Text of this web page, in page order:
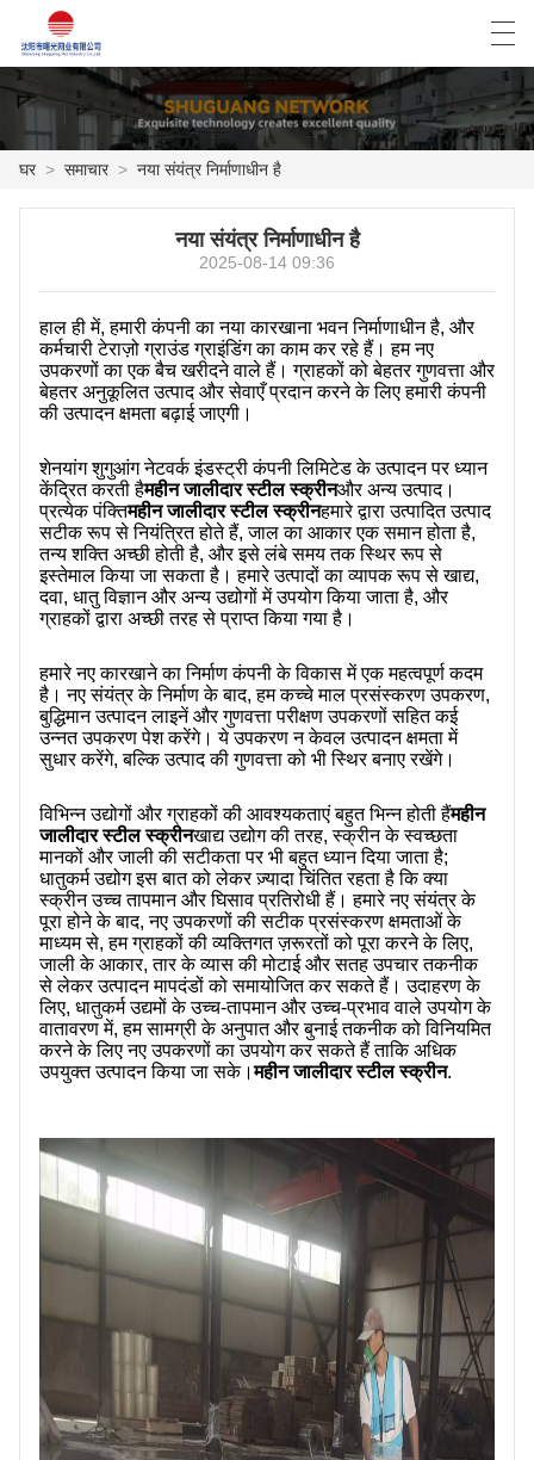
समाचार
मामला
हमसे संपर्क करें
हमारे बारे में
العربية Deutsch English Español
घर > समाचार > नया संयंत्र निर्माणाधीन है
नया संयंत्र निर्माणाधीन है
2025-08-14 09:36
हाल ही में, हमारी कंपनी का नया कारखाना भवन निर्माणाधीन है, और
कर्मचारी टेराज़ो ग्राउंड ग्राइंडिंग का काम कर रहे हैं। हम नए
उपकरणों का एक बैच खरीदने वाले हैं। ग्राहकों को बेहतर गुणवत्ता और
बेहतर अनुकूलित उत्पाद और सेवाएँ प्रदान करने के लिए हमारी कंपनी
की उत्पादन क्षमता बढ़ाई जाएगी।
शेनयांग शुगुआंग नेटवर्क इंडस्ट्री कंपनी लिमिटेड के उत्पादन पर ध्यान
केंद्रित करती हैमहीन जालीदार स्टील स्क्रीनऔर अन्य उत्पाद।
प्रत्येक पंक्तिमहीन जालीदार स्टील स्क्रीनहमारे द्वारा उत्पादित उत्पाद
सटीक रूप से नियंत्रित होते हैं, जाल का आकार एक समान होता है,
तन्य शक्ति अच्छी होती है, और इसे लंबे समय तक स्थिर रूप से
इस्तेमाल किया जा सकता है। हमारे उत्पादों का व्यापक रूप से खाद्य,
दवा, धातु विज्ञान और अन्य उद्योगों में उपयोग किया जाता है, और
ग्राहकों द्वारा अच्छी तरह से प्राप्त किया गया है।
हमारे नए कारखाने का निर्माण कंपनी के विकास में एक महत्वपूर्ण कदम
है। नए संयंत्र के निर्माण के बाद, हम कच्चे माल प्रसंस्करण उपकरण,
बुद्धिमान उत्पादन लाइनें और गुणवत्ता परीक्षण उपकरणों सहित कई
उन्नत उपकरण पेश करेंगे। ये उपकरण न केवल उत्पादन क्षमता में
सुधार करेंगे, बल्कि उत्पाद की गुणवत्ता को भी स्थिर बनाए रखेंगे।
विभिन्न उद्योगों और ग्राहकों की आवश्यकताएं बहुत भिन्न होती हैंमहीन
जालीदार स्टील स्क्रीनखाद्य उद्योग की तरह, स्क्रीन के स्वच्छता
मानकों और जाली की सटीकता पर भी बहुत ध्यान दिया जाता है;
धातुकर्म उद्योग इस बात को लेकर ज़्यादा चिंतित रहता है कि क्या
स्क्रीन उच्च तापमान और घिसाव प्रतिरोधी हैं। हमारे नए संयंत्र के
पूरा होने के बाद, नए उपकरणों की सटीक प्रसंस्करण क्षमताओं के
माध्यम से, हम ग्राहकों की व्यक्तिगत ज़रूरतों को पूरा करने के लिए,
जाली के आकार, तार के व्यास की मोटाई और सतह उपचार तकनीक
से लेकर उत्पादन मापदंडों को समायोजित कर सकते हैं। उदाहरण के
लिए, धातुकर्म उद्यमों के उच्च-तापमान और उच्च-प्रभाव वाले उपयोग के
वातावरण में, हम सामग्री के अनुपात और बुनाई तकनीक को विनियमित
करने के लिए नए उपकरणों का उपयोग कर सकते हैं ताकि अधिक
उपयुक्त उत्पादन किया जा सके।महीन जालीदार स्टील स्क्रीन.